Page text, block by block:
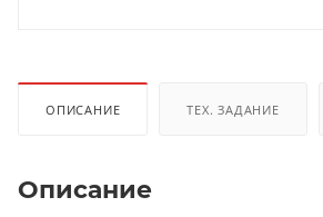
ОПИСАНИЕ ТЕХ. ЗАДАНИЕ
Описание